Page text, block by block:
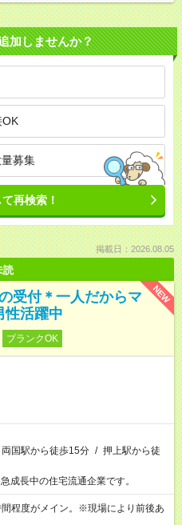
加しませんか？
OK
募集
再検索！
掲載日：2026.08.05
読
NEW
受付＊一人だからマ
性活躍中
ブランクOK
両国駅から徒歩15分 / 押上駅から徒
成長中の住宅流通企業です。
程度がメイン。※現場により前後あ